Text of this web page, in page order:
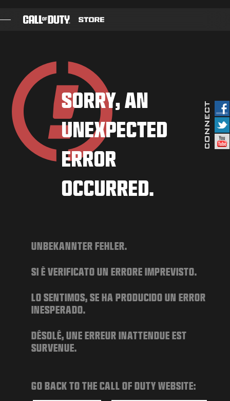
배틀 패스
블랙셀
COD 점수
장비 샵
COMBAT BUILDS
가입
SORRY, AN
UNEXPECTED
ERROR
OCCURRED.
UNBEKANNTER FEHLER.
SI È VERIFICATO UN ERRORE IMPREVISTO.
LO SENTIMOS, SE HA PRODUCIDO UN ERROR
INESPERADO.
DÉSOLÉ, UNE ERREUR INATTENDUE EST
SURVENUE.
GO BACK TO THE CALL OF DUTY WEBSITE: